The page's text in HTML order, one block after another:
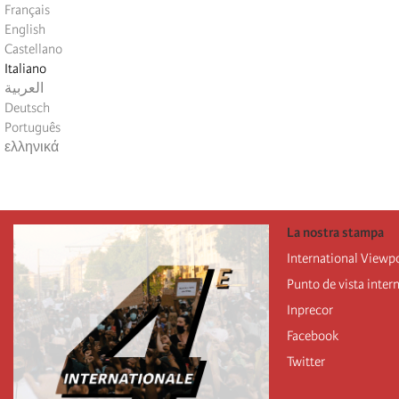
Français
English
Castellano
Italiano
العربية
Deutsch
Português
ελληνικά
La nostra stampa
International
Punto de vista
Inprecor
Facebook
Twitter